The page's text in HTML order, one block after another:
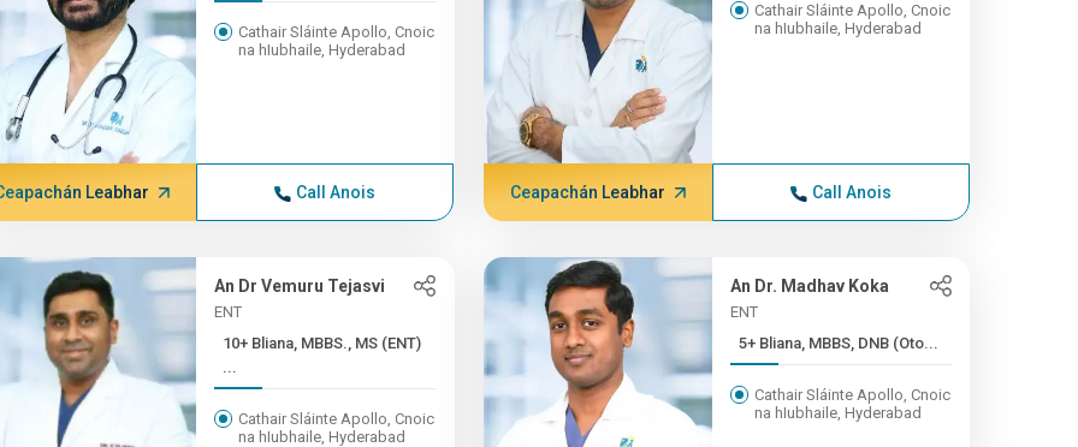
Cathair Sláinte Apollo, Cnoic
na hIubhaile, Hyderabad
Leabhar Call Anois
Cathair Sláinte Apollo, Cnoic
na hIubhaile, Hyderabad
Ceapachán Leabhar Call Anois
An Dr Vemuru Tejasvi
ENT
10+ Bliana, MBBS., MS (ENT)
...
Cathair Sláinte Apollo, Cnoic
na hIubhaile, Hyderabad
An Dr. Madhav Koka
ENT
5+ Bliana, MBBS, DNB (Oto...
Cathair Sláinte Apollo, Cnoic
na hIubhaile, Hyderabad